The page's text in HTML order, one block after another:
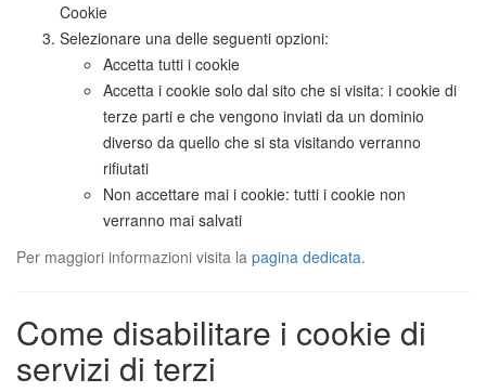
Cookie
Selezionare una delle seguenti opzioni:
Accetta tutti i cookie
Accetta i cookie solo dal sito che si visita: i cookie di
terze parti e che vengono inviati da un dominio
diverso da quello che si sta visitando verranno
rifiutati
Non accettare mai i cookie: tutti i cookie non
verranno mai salvati
Per maggiori informazioni visita la pagina dedicata.
Come disabilitare i cookie di
servizi di terzi